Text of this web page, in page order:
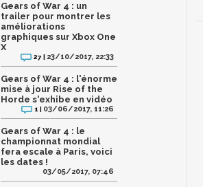
Gears of War 4 : un
trailer pour montrer les
améliorations
graphiques sur Xbox One
X
27 | 23/10/2017, 22:33
Gears of War 4 : l'énorme
mise à jour Rise of the
Horde s'exhibe en vidéo
1 | 03/06/2017, 11:26
Gears of War 4 : le
championnat mondial
fera escale à Paris, voici
les dates !
03/05/2017, 07:46